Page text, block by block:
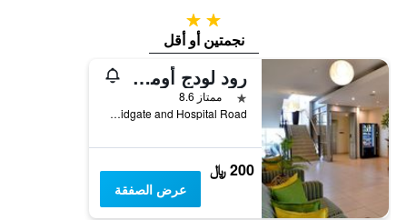
2 نجمتين
نجمتين أو أقل
رود لودج أوملانجا ريدج
نجمة واحدة
ممتاز 8.6
Cnr Meidgate and Hospital Road, اومهلانغا, محافظة كوازولو ناتال, جنوب أفريقيا
200 ﷼
عرض الصفقة